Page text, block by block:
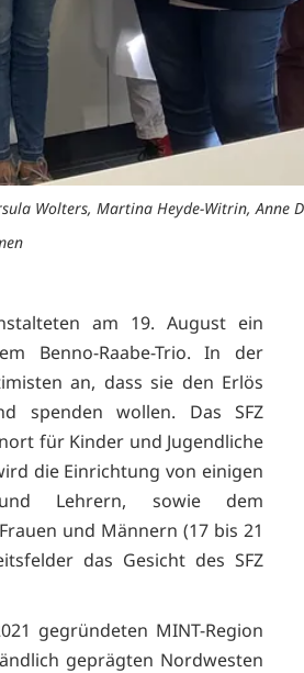
Wolters, Martina Heyde-Witrin, Anne
am 19. August ein
Benno-Raabe-Trio. In der
an, dass sie den Erlös
spenden wollen. Das SFZ
für Kinder und Jugendliche
die Einrichtung von einigen
Lehrern, sowie dem
und Männern (17 bis 21
das Gesicht des SFZ
gegründeten MINT-Region
geprägten Nordwesten